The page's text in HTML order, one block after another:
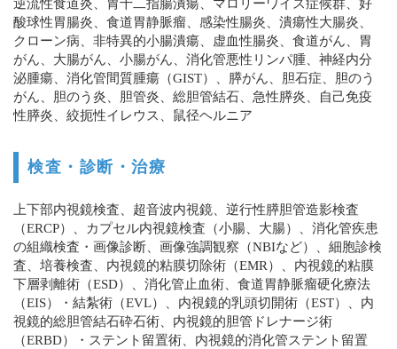
逆流性食道炎、胃十二指腸潰瘍、マロリーワイス症候群、好
酸球性胃腸炎、食道胃静脈瘤、感染性腸炎、潰瘍性大腸炎、
クローン病、非特異的小腸潰瘍、虚血性腸炎、食道がん、胃
がん、大腸がん、小腸がん、消化管悪性リンパ腫、神経内分
泌腫瘍、消化管間質腫瘍（GIST）、膵がん、胆石症、胆のう
がん、胆のう炎、胆管炎、総胆管結石、急性膵炎、自己免疫
性膵炎、絞扼性イレウス、鼠径ヘルニア
検査・診断・治療
上下部内視鏡検査、超音波内視鏡、逆行性膵胆管造影検査
（ERCP）、カプセル内視鏡検査（小腸、大腸）、消化管疾患
の組織検査・画像診断、画像強調観察（NBIなど）、細胞診検
査、培養検査、内視鏡的粘膜切除術（EMR）、内視鏡的粘膜
下層剥離術（ESD）、消化管止血術、食道胃静脈瘤硬化療法
（EIS）・結紮術（EVL）、内視鏡的乳頭切開術（EST）、内
視鏡的総胆管結石砕石術、内視鏡的胆管ドレナージ術
（ERBD）・ステント留置術、内視鏡的消化管ステント留置